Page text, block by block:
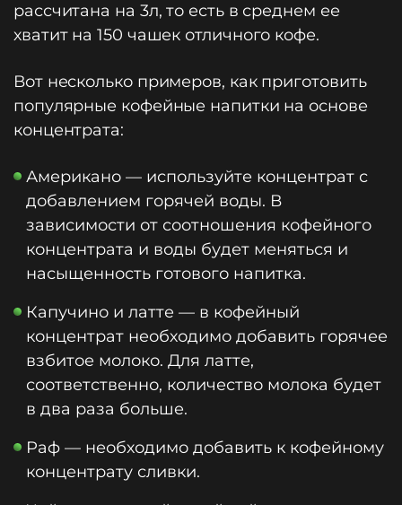
рассчитана на 3л, то есть в среднем ее
хватит на 150 чашек отличного кофе.
Вот несколько примеров, как приготовить
популярные кофейные напитки на основе
концентрата:
Американо — используйте концентрат с
добавлением горячей воды. В
зависимости от соотношения кофейного
концентрата и воды будет меняться и
насыщенность готового напитка.
Капучино и латте — в кофейный
концентрат необходимо добавить горячее
взбитое молоко. Для латте,
соответственно, количество молока будет
в два раза больше.
Раф — необходимо добавить к кофейному
концентрату сливки.